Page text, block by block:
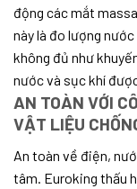
động các mắt
này là đo lượng
không đủ như
nước và sục khí
AN TOÀN VỚI
VẬT LIỆU
An toàn về điện,
tâm. Euroking thấu